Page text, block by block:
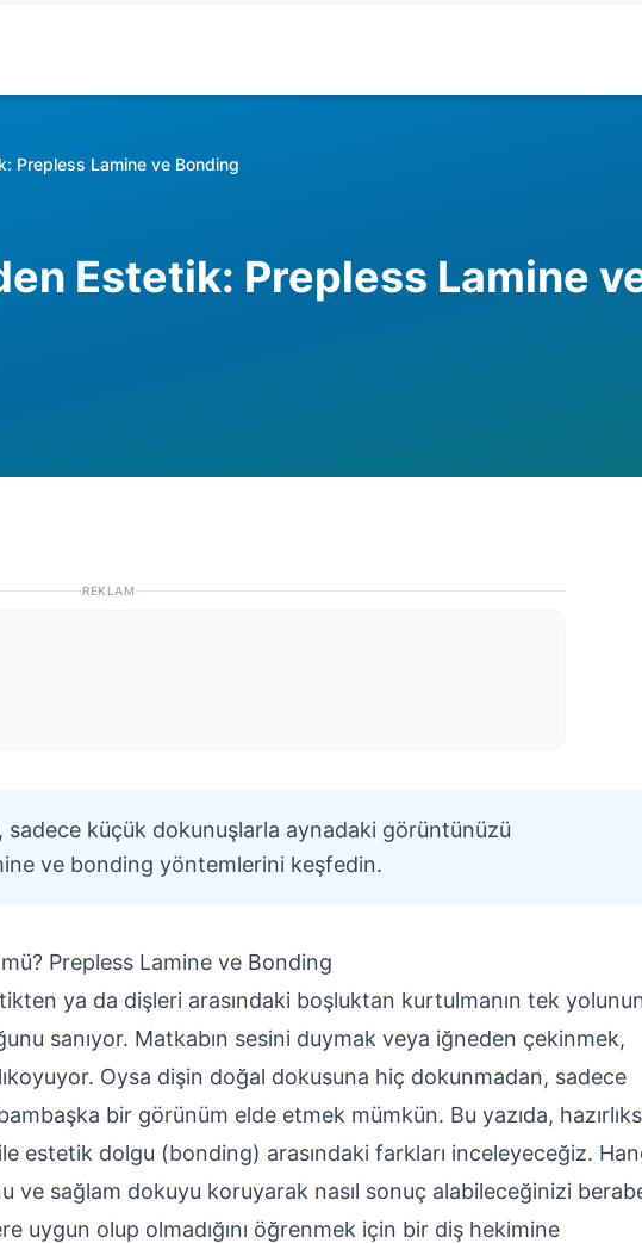
Prepless Lamine ve Bonding
Estetik: Prepless Lamine
REKLAM
sadece küçük dokunuşlarla aynadaki görüntünüzü
ve bonding yöntemlerini keşfedin.
Prepless Lamine ve Bonding
ya da dişleri arasındaki boşluktan kurtulmanın tek
sanıyor. Matkabın sesini duymak veya iğneden çekinmek,
Oysa dişin doğal dokusuna hiç dokunmadan, sadece
bir görünüm elde etmek mümkün. Bu yazıda,
estetik dolgu (bonding) arasındaki farkları inceleyeceğiz.
ve sağlam dokuyu koruyarak nasıl sonuç alabileceğinizi
uygun olup olmadığını öğrenmek için bir diş hekimine